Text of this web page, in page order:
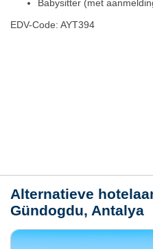
Babysitter (met
EDV-Code: AYT394
Alternatieve
Gündogdu, Antalya